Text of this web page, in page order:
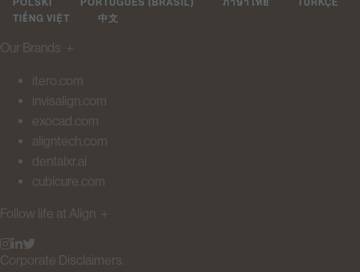
POLSKI
PORTUGUÊS (BRASIL) ภาษาไทย
TÜRKÇE
TIẾNG VIỆT
中文
Our Brands ＋
itero.com
invisalign.com
exocad.com
aligntech.com
dentalxr.ai
cubicure.com
Follow life at Align ＋
Corporate Disclaimers.